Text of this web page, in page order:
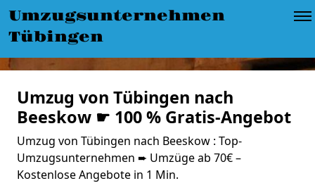
Umzugsunternehmen
Tübingen
Umzug von Tübingen nach
Beeskow ☛ 100 % Gratis-Angebot
Umzug von Tübingen nach Beeskow : Top-
Umzugsunternehmen ➨ Umzüge ab 70€ –
Kostenlose Angebote in 1 Min.